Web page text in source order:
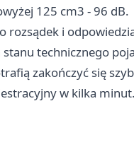
125 cm3 - 96 dB.
rozsądek i
technicznego
zakończyć się
w kilka minut.